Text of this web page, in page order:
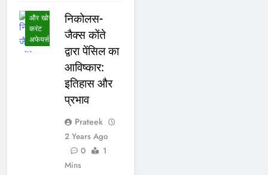
और खोज
करंट
अफेयर्स
निकोलस-
जैक्स कोंते
द्वारा पेंसिल का
आविष्कार:
इतिहास और
प्रभाव
Prateek
2 Years Ago
0
1
Mins